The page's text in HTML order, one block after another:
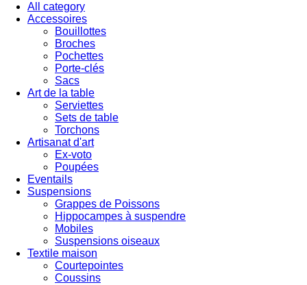
All category
Accessoires
Bouillottes
Broches
Pochettes
Porte-clés
Sacs
Art de la table
Serviettes
Sets de table
Torchons
Artisanat d'art
Ex-voto
Poupées
Eventails
Suspensions
Grappes de Poissons
Hippocampes à suspendre
Mobiles
Suspensions oiseaux
Textile maison
Courtepointes
Coussins